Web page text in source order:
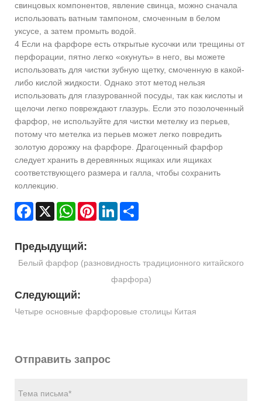
свинцовых компонентов, явление свинца, можно сначала
использовать ватным тампоном, смоченным в белом
уксусе, а затем промыть водой.
4 Если на фарфоре есть открытые кусочки или трещины от
перфорации, пятно легко «окунуть» в него, вы можете
использовать для чистки зубную щетку, смоченную в какой-
либо кислой жидкости. Однако этот метод нельзя
использовать для глазурованной посуды, так как кислоты и
щелочи легко повреждают глазурь. Если это позолоченный
фарфор, не используйте для чистки метелку из перьев,
потому что метелка из перьев может легко повредить
золотую дорожку на фарфоре. Драгоценный фарфор
следует хранить в деревянных ящиках или ящиках
соответствующего размера и галла, чтобы сохранить
коллекцию.
Facebook
X WhatsAppPinterestLinkedIn
Предыдущий:
Белый фарфор (разновидность традиционного китайского
фарфора)
Следующий:
Четыре основные фарфоровые столицы Китая
Отправить запрос